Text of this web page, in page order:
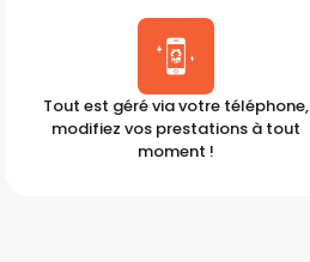
Tout est géré via votre téléphone,
modifiez vos prestations à tout
moment !